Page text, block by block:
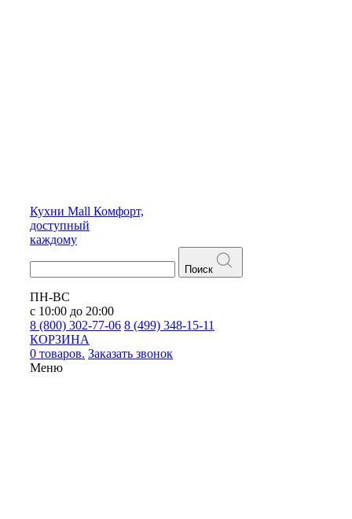
Кухни Mall Комфорт,
доступный
каждому
Поиск
ПН-ВС
с 10:00 до 20:00
8 (800) 302-77-06 8 (499) 348-15-11
КОРЗИНА
0 товаров. Заказать звонок
Меню